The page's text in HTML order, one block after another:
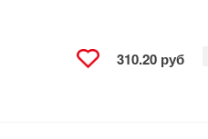
310.20 руб